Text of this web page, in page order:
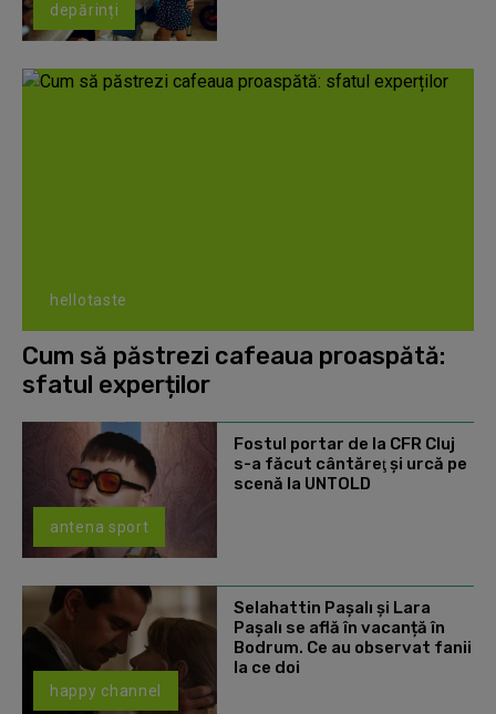
depărinți
hellotaste
Cum să păstrezi cafeaua proaspătă:
sfatul experților
antena sport
Fostul portar de la CFR Cluj
s-a făcut cântăreţ şi urcă pe
scenă la UNTOLD
happy channel
Selahattin Paşalı și Lara
Paşalı se află în vacanță în
Bodrum. Ce au observat fanii
la ce doi